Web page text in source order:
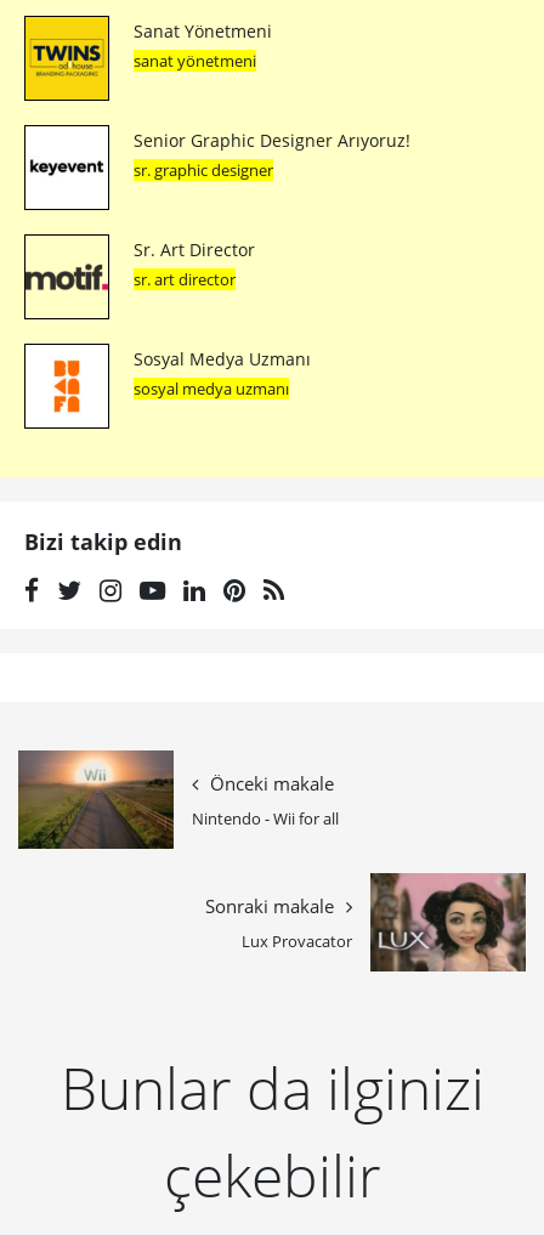
Sanat Yönetmeni
sanat yönetmeni
Senior Graphic Designer Arıyoruz!
sr. graphic designer
Sr. Art Director
sr. art director
Sosyal Medya Uzmanı
sosyal medya uzmanı
Bizi takip edin
Önceki makale
Nintendo - Wii for all
Sonraki makale
Lux Provacator
Bunlar da ilginizi
çekebilir